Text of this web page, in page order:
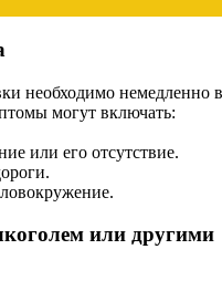
необходимо немедленно
могут включать:
или его отсутствие.
или другими